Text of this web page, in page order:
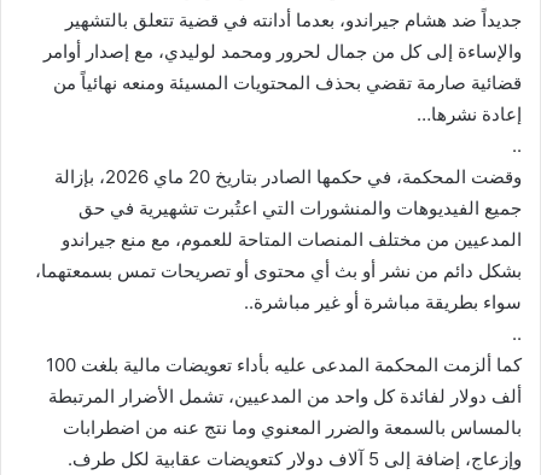
جديداً ضد هشام جيراندو، بعدما أدانته في قضية تتعلق بالتشهير
والإساءة إلى كل من جمال لحرور ومحمد لوليدي، مع إصدار أوامر
قضائية صارمة تقضي بحذف المحتويات المسيئة ومنعه نهائياً من
إعادة نشرها…
..
وقضت المحكمة، في حكمها الصادر بتاريخ 20 ماي 2026، بإزالة
جميع الفيديوهات والمنشورات التي اعتُبرت تشهيرية في حق
المدعيين من مختلف المنصات المتاحة للعموم، مع منع جيراندو
بشكل دائم من نشر أو بث أي محتوى أو تصريحات تمس بسمعتهما،
سواء بطريقة مباشرة أو غير مباشرة..
..
كما ألزمت المحكمة المدعى عليه بأداء تعويضات مالية بلغت 100
ألف دولار لفائدة كل واحد من المدعيين، تشمل الأضرار المرتبطة
بالمساس بالسمعة والضرر المعنوي وما نتج عنه من اضطرابات
وإزعاج، إضافة إلى 5 آلاف دولار كتعويضات عقابية لكل طرف.